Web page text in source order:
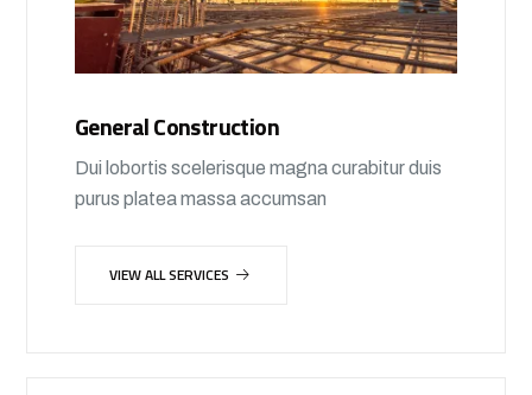
General Construction
Dui lobortis scelerisque magna curabitur duis
purus platea massa accumsan
VIEW ALL SERVICES